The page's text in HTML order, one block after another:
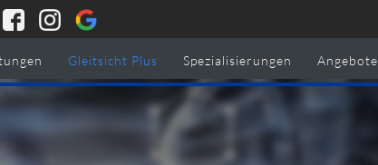
Gleitsicht Plus Spezialisierungen Angebote